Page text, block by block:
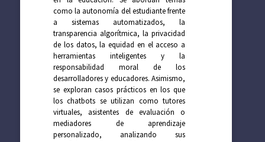
como la autonomía del estudiante frente
a sistemas automatizados, la
transparencia algorítmica, la privacidad
de los datos, la equidad en el acceso a
herramientas inteligentes y la
responsabilidad moral de los
desarrolladores y educadores. Asimismo,
se exploran casos prácticos en los que
los chatbots se utilizan como tutores
virtuales, asistentes de evaluación o
mediadores de aprendizaje
personalizado, analizando sus